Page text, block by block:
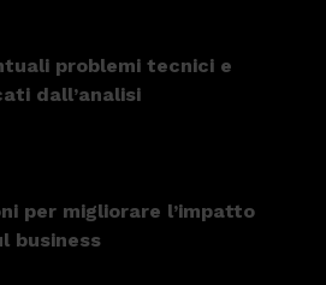
problemi tecnici e
dall’analisi
per migliorare l’impatto
business